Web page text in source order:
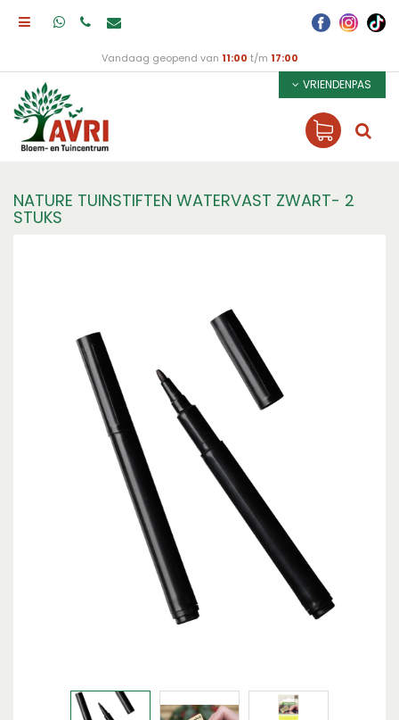
Vandaag geopend van 11:00 t/m 17:00
VRIENDENPAS
NATURE TUINSTIFTEN WATERVAST ZWART- 2
STUKS